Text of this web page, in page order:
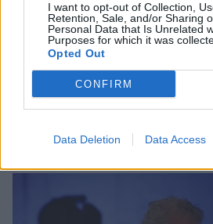
I want to opt-out of Collection,
Retention, Sale, and/or Sharing
Personal Data that Is Unrelated
Purposes for which it was
Opted Out
CONFIRM
Data Deletion Data Access
Δανάη Παππά: Η
στην Εύβοια και το αέρινο
CELEBRITIES